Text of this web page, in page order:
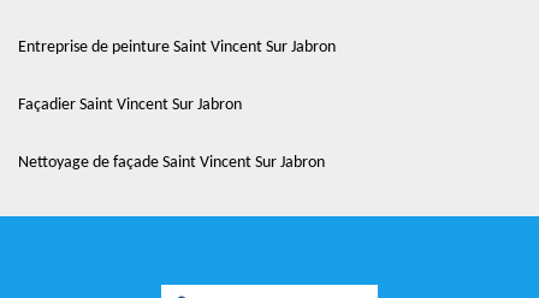
Entreprise de peinture Saint Vincent Sur Jabron
Façadier Saint Vincent Sur Jabron
Nettoyage de façade Saint Vincent Sur Jabron